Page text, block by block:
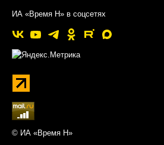
ИА «Время Н» в соцсетях
© ИА «Время Н»